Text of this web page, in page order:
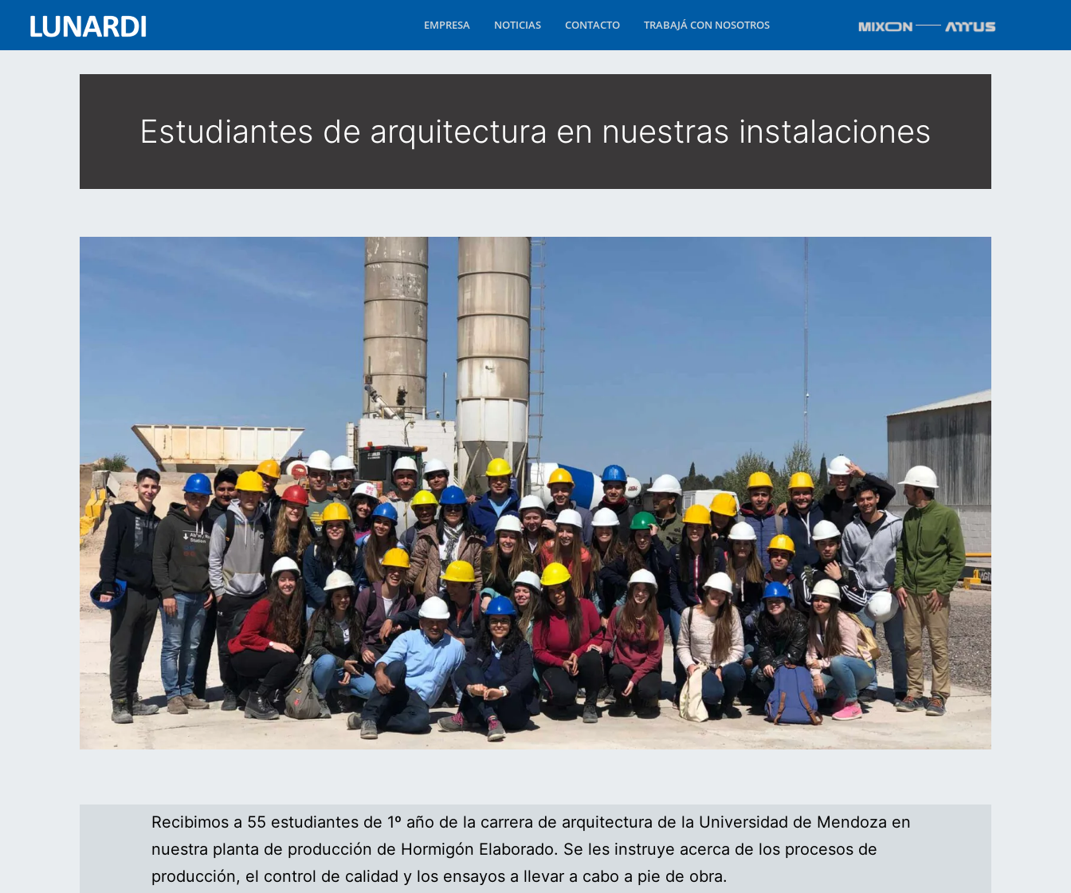
EMPRESA NOTICIAS CONTACTO TRABAJÁ CON NOSOTROS
Estudiantes de arquitectura en nuestras instalaciones
Recibimos a 55 estudiantes de 1º año de la carrera de arquitectura de la Universidad de Mendoza en
nuestra planta de producción de Hormigón Elaborado. Se les instruye acerca de los procesos de
producción, el control de calidad y los ensayos a llevar a cabo a pie de obra.